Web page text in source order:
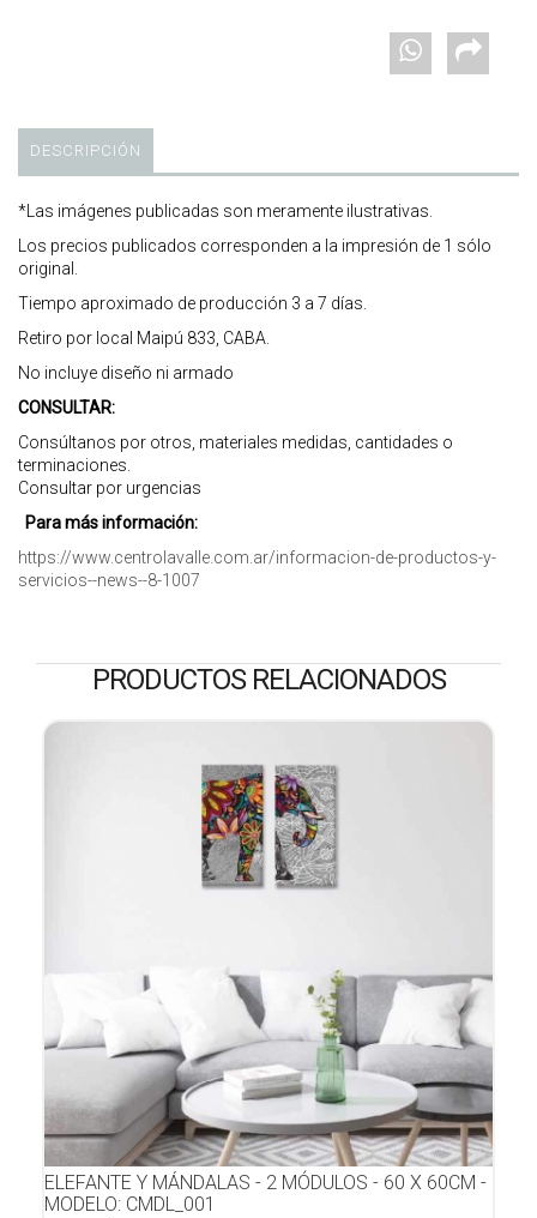
DESCRIPCIÓN
*Las imágenes publicadas son meramente ilustrativas.
Los precios publicados corresponden a la impresión de 1 sólo
original.
Tiempo aproximado de producción 3 a 7 días.
Retiro por local Maipú 833, CABA.
No incluye diseño ni armado
CONSULTAR:
Consúltanos por otros, materiales medidas, cantidades o
terminaciones.
Consultar por urgencias
Para más información:
https://www.centrolavalle.com.ar/informacion-de-productos-y-
servicios--news--8-1007
PRODUCTOS RELACIONADOS
ELEFANTE Y MÁNDALAS - 2 MÓDULOS - 60 X 60CM -
MODELO: CMDL_001